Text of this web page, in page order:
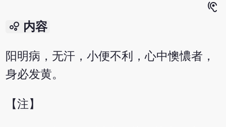
hearing
bubble_chart 内容
阳明病，无汗，小便不利，心中懊憹者，
身必发黄。
【注】